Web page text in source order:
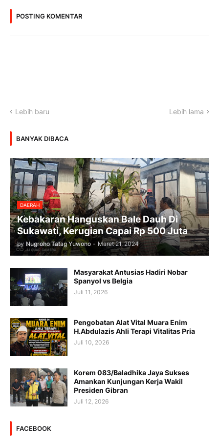
POSTING KOMENTAR
Lebih baru Lebih lama
BANYAK DIBACA
DAERAH
Kebakaran Hanguskan Bale Dauh Di
Sukawati, Kerugian Capai Rp 500 Juta
by Nugroho Tatag Yuwono - Maret 21, 2024
Masyarakat Antusias Hadiri Nobar
Spanyol vs Belgia
Juli 11, 2026
Pengobatan Alat Vital Muara Enim
H.Abdulazis Ahli Terapi Vitalitas Pria
Juli 10, 2026
Korem 083/Baladhika Jaya Sukses
Amankan Kunjungan Kerja Wakil
Presiden Gibran
Juli 12, 2026
FACEBOOK